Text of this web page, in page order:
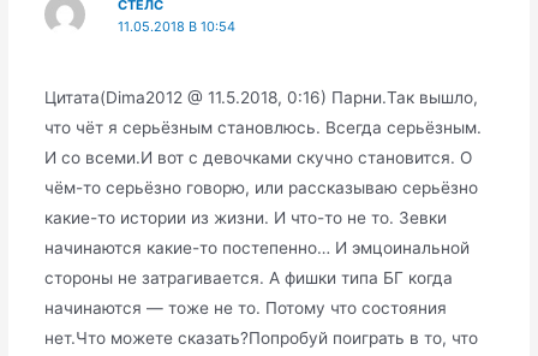
СТЕЛС
11.05.2018 В 10:54
Цитата(Dima2012 @ 11.5.2018, 0:16) Парни.Так вышло,
что чёт я серьёзным становлюсь. Всегда серьёзным.
И со всеми.И вот с девочками скучно становится. О
чём-то серьёзно говорю, или рассказываю серьёзно
какие-то истории из жизни. И что-то не то. Зевки
начинаются какие-то постепенно… И эмцоинальной
стороны не затрагивается. А фишки типа БГ когда
начинаются — тоже не то. Потому что состояния
нет.Что можете сказать?Попробуй поиграть в то, что